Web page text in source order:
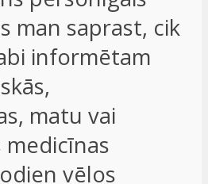
man saprast, cik
informētam
matu vai
vēlos